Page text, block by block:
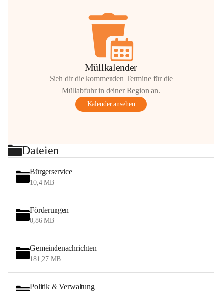
Müllkalender
Sieh dir die kommenden Termine für die
Müllabfuhr in deiner Region an.
Kalender ansehen
Dateien
Bürgerservice
10,4 MB
Förderungen
0,86 MB
Gemeindenachrichten
181,27 MB
Politik & Verwaltung